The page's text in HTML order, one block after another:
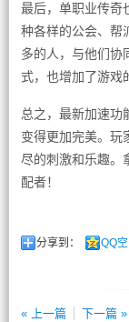
最后，单职业传奇
种各样的公会、帮
多的人，与他们协
式，也增加了游戏
总之，最新加速功
变得更加完美。玩
尽的刺激和乐趣。
配者！
分享到： QQ空
« 上一篇
下一篇 »